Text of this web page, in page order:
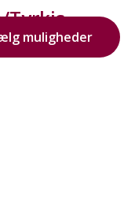
Tyrkis
muligheder